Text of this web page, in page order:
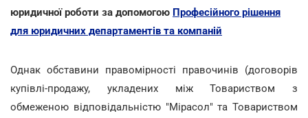
юридичної роботи за допомогою Професійного рішення
для юридичних департаментів та компаній
Однак обставини правомірності правочинів (договорів
купівлі-продажу, укладених між Товариством з
обмеженою відповідальністю "Мірасол" та Товариством